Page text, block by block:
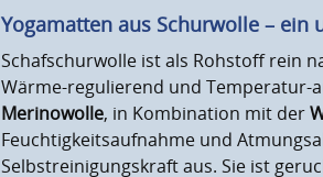
Yogamatten aus Schurwolle –
Schafschurwolle ist als Rohstoff rein
Wärme-regulierend und Temperatur-
Merinowolle, in Kombination mit der
Feuchtigkeitsaufnahme und
Selbstreinigungskraft aus. Sie ist